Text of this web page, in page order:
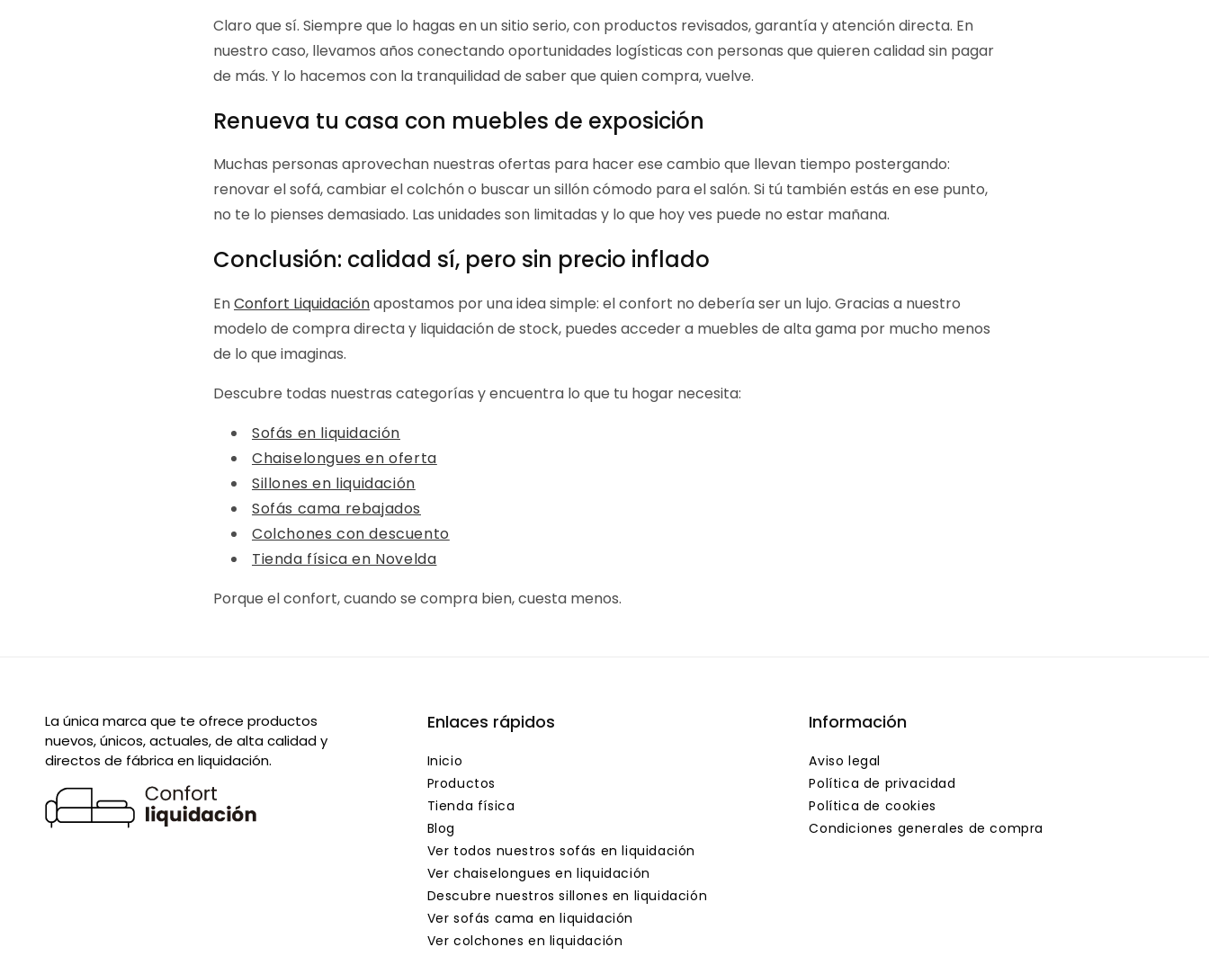
Claro que sí. Siempre que lo hagas en un sitio serio, con productos revisados, garantía y atención directa. En
nuestro caso, llevamos años conectando oportunidades logísticas con personas que quieren calidad sin pagar
de más. Y lo hacemos con la tranquilidad de saber que quien compra, vuelve.
Renueva tu casa con muebles de exposición
Muchas personas aprovechan nuestras ofertas para hacer ese cambio que llevan tiempo postergando:
renovar el sofá, cambiar el colchón o buscar un sillón cómodo para el salón. Si tú también estás en ese punto,
no te lo pienses demasiado. Las unidades son limitadas y lo que hoy ves puede no estar mañana.
Conclusión: calidad sí, pero sin precio inflado
EnConfort Liquidaciónapostamos por una idea simple: el confort no debería ser un lujo. Gracias a nuestro
modelo de compra directa y liquidación de stock, puedes acceder a muebles de alta gama por mucho menos
de lo que imaginas.
Descubre todas nuestras categorías y encuentra lo que tu hogar necesita:
Sofás en liquidación
Chaiselongues en oferta
Sillones en liquidación
Sofás cama rebajados
Colchones con descuento
Tienda física en Novelda
Porque el confort, cuando se compra bien, cuesta menos.
La única marca que te ofrece productos
nuevos, únicos, actuales, de alta calidad y
directos de fábrica en liquidación.
Enlaces rápidos
Inicio
Productos
Tienda física
Blog
Ver todos nuestros sofás en liquidación
Ver chaiselongues en liquidación
Descubre nuestros sillones en liquidación
Ver sofás cama en liquidación
Ver colchones en liquidación
Información
Aviso legal
Política de privacidad
Política de cookies
Condiciones generales de compra